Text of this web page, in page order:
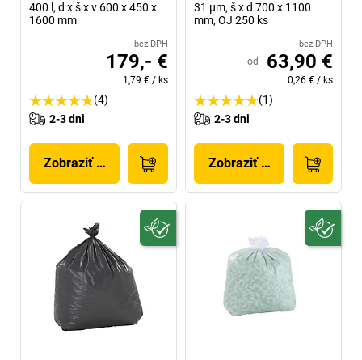
400 l, d x š x v 600 x 450 x
1600 mm
bez DPH
179,- €
1,79 € / ks
(4)
2-3 dni
Zobraziť produkt
31 µm, š x d 700 x 1100
mm, OJ 250 ks
bez DPH
od 63,90 €
0,26 € / ks
(1)
2-3 dni
Zobraziť produkt